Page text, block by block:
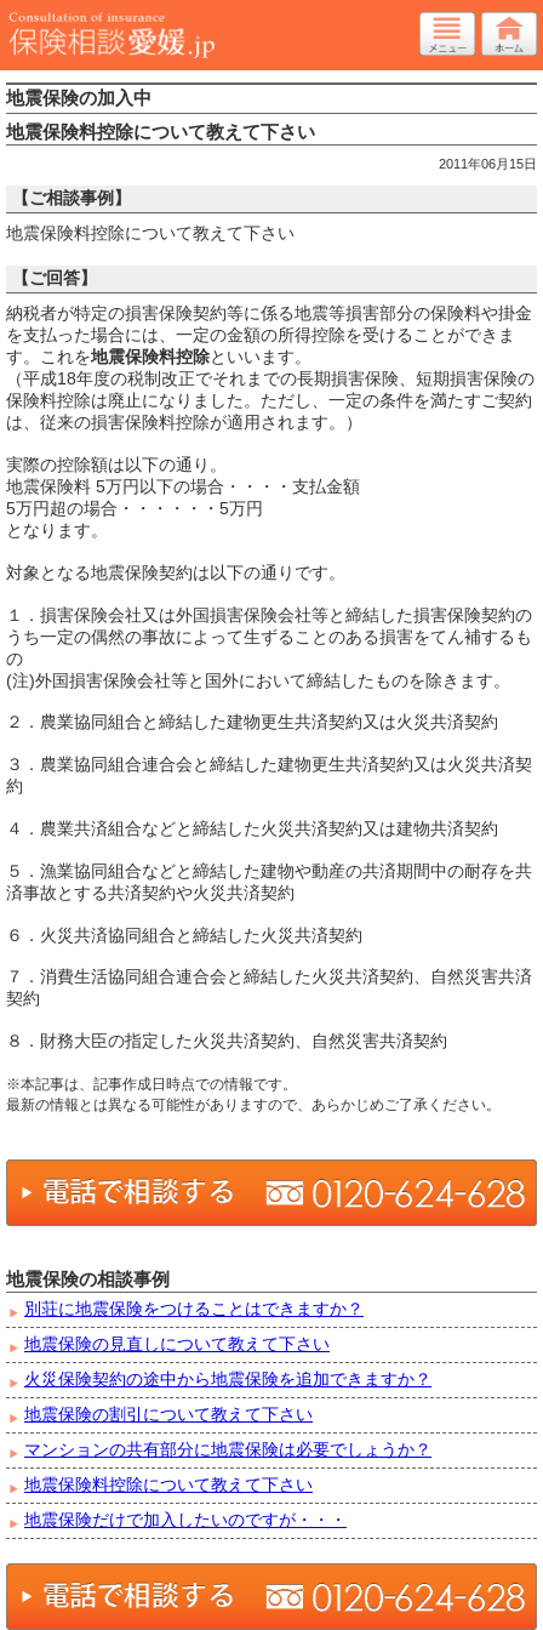
地震保険の加入中
地震保険料控除について教えて下さい
2011年06月15日
【ご相談事例】
地震保険料控除について教えて下さい
【ご回答】
納税者が特定の損害保険契約等に係る地震等損害部分の保険料や掛金
を支払った場合には、一定の金額の所得控除を受けることができま
す。これを地震保険料控除といいます。
（平成18年度の税制改正でそれまでの長期損害保険、短期損害保険の
保険料控除は廃止になりました。ただし、一定の条件を満たすご契約
は、従来の損害保険料控除が適用されます。）
実際の控除額は以下の通り。
地震保険料 5万円以下の場合・・・・支払金額
5万円超の場合・・・・・・5万円
となります。
対象となる地震保険契約は以下の通りです。
１．損害保険会社又は外国損害保険会社等と締結した損害保険契約の
うち一定の偶然の事故によって生ずることのある損害をてん補するも
の
(注)外国損害保険会社等と国外において締結したものを除きます。
２．農業協同組合と締結した建物更生共済契約又は火災共済契約
３．農業協同組合連合会と締結した建物更生共済契約又は火災共済契
約
４．農業共済組合などと締結した火災共済契約又は建物共済契約
５．漁業協同組合などと締結した建物や動産の共済期間中の耐存を共
済事故とする共済契約や火災共済契約
６．火災共済協同組合と締結した火災共済契約
７．消費生活協同組合連合会と締結した火災共済契約、自然災害共済
契約
８．財務大臣の指定した火災共済契約、自然災害共済契約
※本記事は、記事作成日時点での情報です。
最新の情報とは異なる可能性がありますので、あらかじめご了承ください。
地震保険の相談事例
別荘に地震保険をつけることはできますか？
地震保険の見直しについて教えて下さい
火災保険契約の途中から地震保険を追加できますか？
地震保険の割引について教えて下さい
マンションの共有部分に地震保険は必要でしょうか？
地震保険料控除について教えて下さい
地震保険だけで加入したいのですが・・・